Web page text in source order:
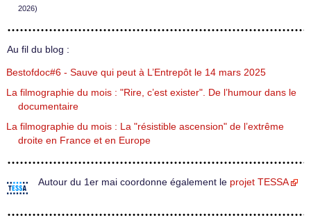
2026)
Au fil du blog :
Bestofdoc#6 - Sauve qui peut à L’Entrepôt le 14 mars 2025
La filmographie du mois : "Rire, c’est exister". De l’humour dans le
documentaire
La filmographie du mois : La "résistible ascension" de l’extrême
droite en France et en Europe
Autour du 1er mai coordonne également le projet TESSA